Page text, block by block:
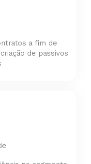
a fim de
de passivos